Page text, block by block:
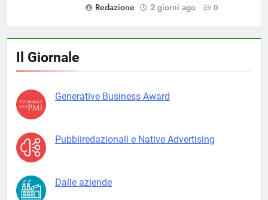
Redazione
2 giorni ago 0
Il Giornale
Generative Business Award
Pubbliredazionali e Native Advertising
Dalle aziende